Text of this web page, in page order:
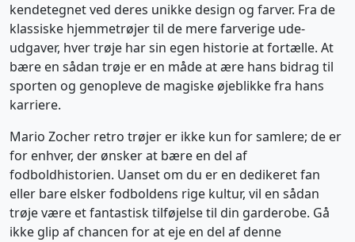
kendetegnet ved deres unikke design og farver. Fra de
klassiske hjemmetrøjer til de mere farverige ude-
udgaver, hver trøje har sin egen historie at fortælle. At
bære en sådan trøje er en måde at ære hans bidrag til
sporten og genopleve de magiske øjeblikke fra hans
karriere.
Mario Zocher retro trøjer er ikke kun for samlere; de er
for enhver, der ønsker at bære en del af
fodboldhistorien. Uanset om du er en dedikeret fan
eller bare elsker fodboldens rige kultur, vil en sådan
trøje være et fantastisk tilføjelse til din garderobe. Gå
ikke glip af chancen for at eje en del af denne